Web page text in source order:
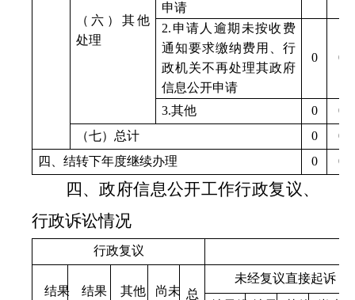
（六）其他
处理
申请
2. 申请人逾期未按收费
通知要求缴纳费用、行
政机关不再处理其政府
信息公开申请
0 0
3.其他 0
0
（七）总计
0
0
四、结转下年度继续办理
0 0
四、政府信息公开工作行政复议、
行政诉讼情况
行政复议
结果
结果
其他
尚未 总
未经复议直接起诉